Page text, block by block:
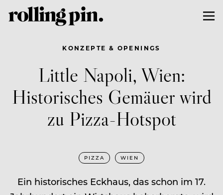
KONZEPTE & OPENINGS
Little Napoli, Wien:
Historisches Gemäuer wird
zu Pizza-Hotspot
PIZZA WIEN
Ein historisches Eckhaus, das schon im 17.